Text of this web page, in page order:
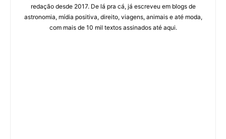
redação desde 2017. De lá pra cá, já escreveu em blogs de
astronomia, mídia positiva, direito, viagens, animais e até moda,
com mais de 10 mil textos assinados até aqui.